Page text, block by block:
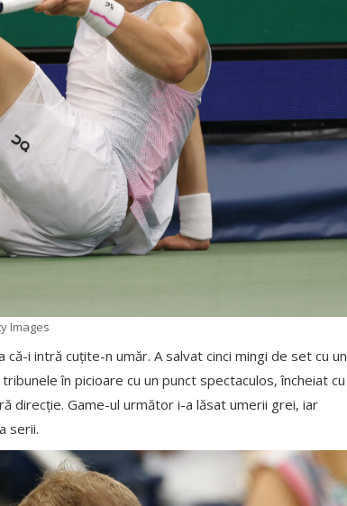
Images
i intră cuțite-n umăr. A salvat cinci mingi de set cu un
în picioare cu un punct spectaculos, încheiat cu
direcție. Game-ul următor i-a lăsat umerii grei, iar
serii.